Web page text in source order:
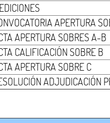
APERTURA
APERTURA SOBRES A-B
CALIFICACIÓN SOBRE B
APERTURA SOBRE C
ADJUDICACIÓN